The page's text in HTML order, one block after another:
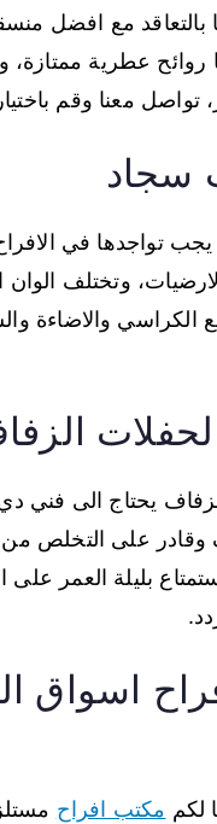
بالتعاقد مع افضل
روائح عطرية
تواصل معنا وقم
سجاد
تواجدها في
وتختلف
الكراسي والاضاءة
الزفاف يحتاج الى
وقادر على التخلص
بليلة العمر على
لكم مكتب افراح